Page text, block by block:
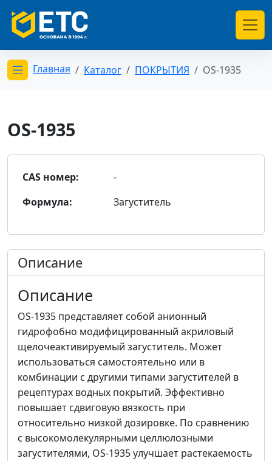
Открыть меню категорий
Главная Каталог ПОКРЫТИЯ OS-1935
OS-1935
CAS номер:
-
Формула:
Загуститель
Описание
Описание
OS-1935 представляет собой анионный
гидрофобно модифицированный акриловый
щелочеактивируемый загуститель. Может
использоваться самостоятельно или в
комбинации с другими типами загустителей в
рецептурах водных покрытий. Эффективно
повышает сдвиговую вязкость при
относительно низкой дозировке. По сравнению
с высокомолекулярными целлюлозными
загустителями, OS-1935 улучшает растекаемость